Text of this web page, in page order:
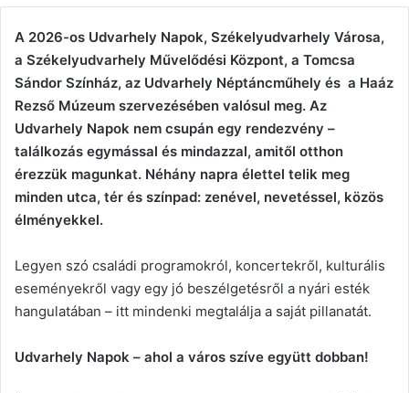
A 2026-os Udvarhely Napok, Székelyudvarhely Városa,
a Székelyudvarhely Művelődési Központ, a Tomcsa
Sándor Színház, az Udvarhely Néptáncműhely és a Haáz
Rezső Múzeum szervezésében valósul meg. Az
Udvarhely Napok nem csupán egy rendezvény –
találkozás egymással és mindazzal, amitől otthon
érezzük magunkat. Néhány napra élettel telik meg
minden utca, tér és színpad: zenével, nevetéssel, közös
élményekkel.
Legyen szó családi programokról, koncertekről, kulturális
eseményekről vagy egy jó beszélgetésről a nyári esték
hangulatában – itt mindenki megtalálja a saját pillanatát.
Udvarhely Napok – ahol a város szíve együtt dobban!